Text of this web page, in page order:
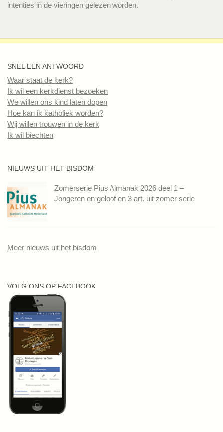
intenties in de vieringen gelezen worden.
SNEL EEN ANTWOORD
Waar staat de kerk?
Ik wil een kerkdienst bezoeken
We willen ons kind laten dopen
Hoe kan ik katholiek worden?
Wij willen trouwen in de kerk
Ik wil biechten
NIEUWS UIT HET BISDOM
Zomerserie Pius Almanak 2026 deel 1 –
Jongeren en geloof en 3 art. uit zomer serie
Meer nieuws uit het bisdom
VOLG ONS OP FACEBOOK